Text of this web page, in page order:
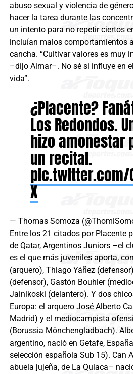
abuso sexual y violencia de
hacer la tarea durante las
un intento para no repetir ciertos
incluían malos comportamientos
cancha. “Cultivar valores es muy
–dijo Aimar–. No sé si influye en
vida”.
¿Placente?
Los Redondos.
hizo amonestar
un recital.
pic.twitter.com/
X
— Thomas Somoza
Entre los 21 citados por Placente
de Qatar, Argentinos Juniors –el
es el que más juveniles aporta,
(arquero), Thiago Yáñez
(defensor), Gastón Bouhier
Jainikoski (delantero). Y dos
Europa: el arquero José Alberto
Madrid) y el mediocampista
(Borussia Mönchengladbach).
argentino, nació en Getafe,
selección española Sub 15). Can
abuela jujeña, de La Quiaca–